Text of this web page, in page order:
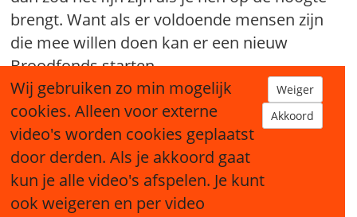
brengt. Want als er voldoende mensen zijn
die mee willen doen kan er een nieuw
Broodfonds starten.
tip een bekende
Wij gebruiken zo min mogelijk
cookies. Alleen voor externe
video's worden cookies geplaatst
door derden. Als je akkoord gaat
kun je alle video's afspelen. Je kunt
ook weigeren en per video
Weiger
Akkoord